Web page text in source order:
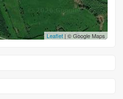
Leaflet | © Google Maps